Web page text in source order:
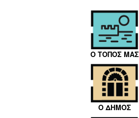
Ο ΤΟΠΟΣ ΜΑΣ
Ο ΔΗΜΟΣ